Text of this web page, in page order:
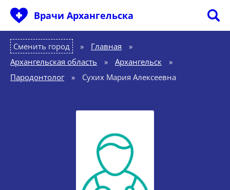
Врачи Архангельска
Сменить город Главная
»
Архангельская область
» Архангельск
»
Пародонтолог
» Сухих Мария Алексеевна